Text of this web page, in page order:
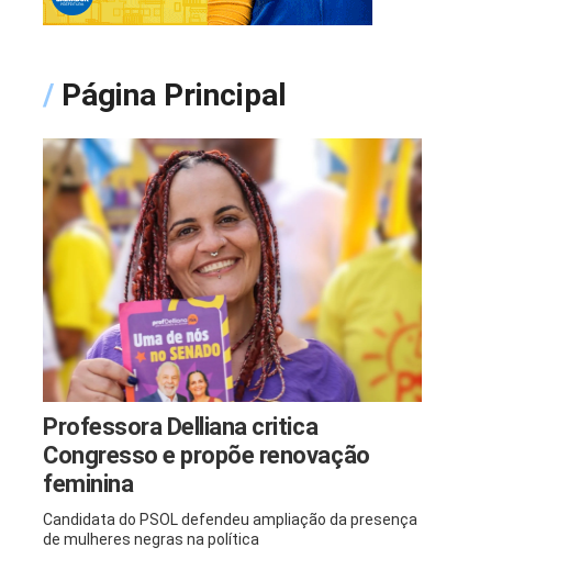
/ Página Principal
Professora Delliana critica
Congresso e propõe renovação
feminina
Candidata do PSOL defendeu ampliação da presença
de mulheres negras na política